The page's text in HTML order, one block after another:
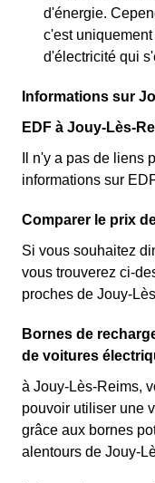
d'énergie.
c'est
d'électricité qui
Informations sur
EDF à Jouy-Lès-
Il n'y a pas de liens
informations sur
Comparer le prix
Si vous souhaitez
vous trouverez ci-
proches de Jouy-
Bornes de
de voitures
à Jouy-Lès-Reims,
pouvoir utiliser une
grâce aux bornes
alentours de Jouy-